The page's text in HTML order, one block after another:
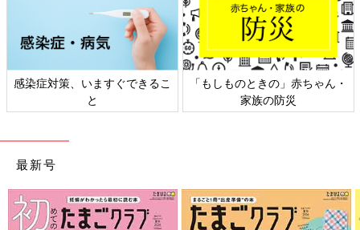
感染症対策、いますぐできるこ
と
「もしものときの」赤ちゃん・
家族の防災
最新号